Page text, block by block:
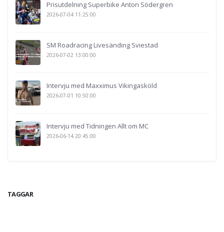
Prisutdelning Superbike Anton Södergren
2026-07-04 11:25:00
SM Roadracing Livesänding Sviestad
2026-07-02 13:00:00
Intervju med Maxximus Vikingasköld
2026-07-01 10:50:00
Intervju med Tidningen Allt om MC
2026-06-14 20:45:00
TAGGAR